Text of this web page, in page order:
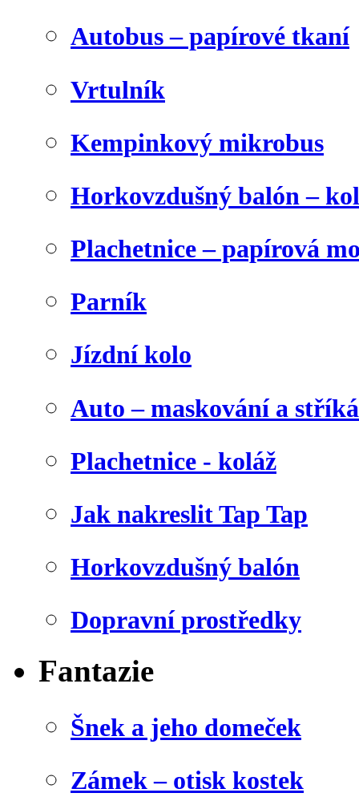
Autobus – papírové tkaní
Vrtulník
Kempinkový mikrobus
Horkovzdušný balón –
Plachetnice – papírová
Parník
Jízdní kolo
Auto – maskování a
Plachetnice - koláž
Jak nakreslit Tap Tap
Horkovzdušný balón
Dopravní prostředky
Fantazie
Šnek a jeho domeček
Zámek – otisk kostek